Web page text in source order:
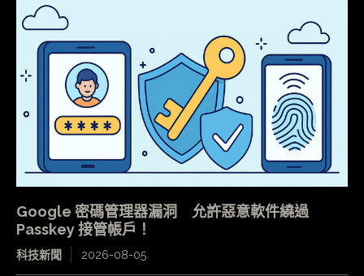
Google 密碼管理器漏洞 允許惡意軟件繞過
Passkey 接管帳戶！
科技新聞 2026-08-05